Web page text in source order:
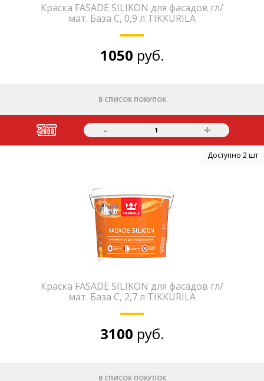
Краска FASADE SILIKON для фасадов гл/
мат. База С, 0,9 л TIKKURILA
1050 руб.
В СПИСОК ПОКУПОК
- 1 +
Доступно 2 шт
Краска FASADE SILIKON для фасадов гл/
мат. База С, 2,7 л TIKKURILA
3100 руб.
В СПИСОК ПОКУПОК